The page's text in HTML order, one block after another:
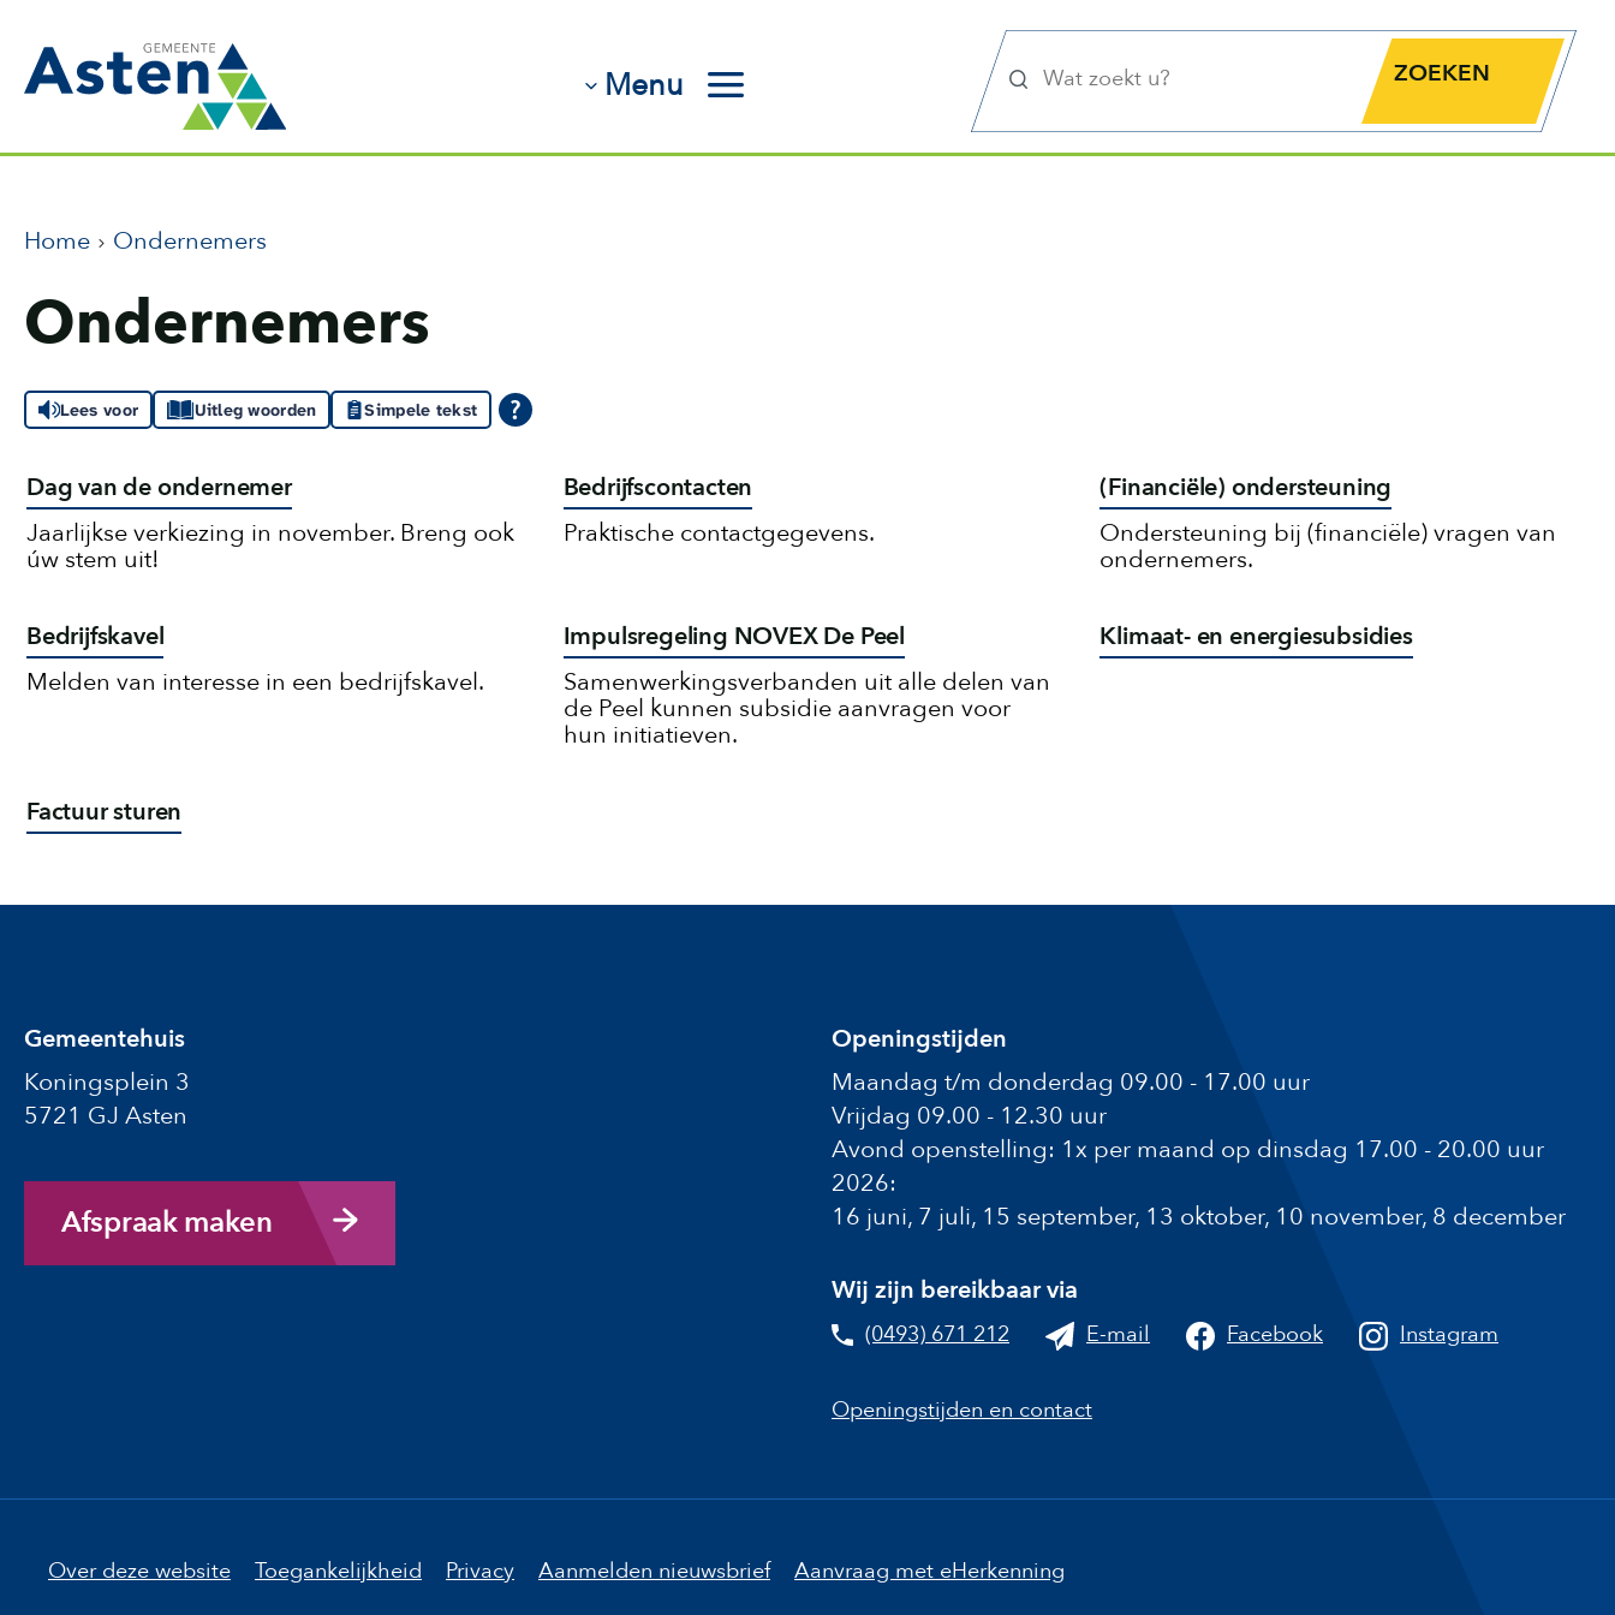
Menu
Zoekknop
Home Ondernemers
Ondernemers
Lees voor Uitleg woorden Simpele tekst
Dag van de ondernemer
Jaarlijkse verkiezing in november. Breng ook
úw stem uit!
Bedrijfscontacten
Praktische contactgegevens.
(Financiële) ondersteuning
Ondersteuning bij (financiële) vragen van
ondernemers.
Bedrijfskavel
Melden van interesse in een bedrijfskavel.
Impulsregeling NOVEX De Peel
Samenwerkingsverbanden uit alle delen van
de Peel kunnen subsidie aanvragen voor
hun initiatieven.
Klimaat- en energiesubsidies
Factuur sturen
Gemeentehuis
Koningsplein 3
5721 GJ Asten
Afspraak maken
Openingstijden
Maandag t/m donderdag 09.00 - 17.00 uur
Vrijdag 09.00 - 12.30 uur
Avond openstelling: 1x per maand op dinsdag 17.00 - 20.00 uur
2026:
16 juni, 7 juli, 15 september, 13 oktober, 10 november, 8 december
Wij zijn bereikbaar via
(0493) 671 212 E-mail Facebook Instagram
Openingstijden en contact
Over deze website Toegankelijkheid Privacy Aanmelden nieuwsbrief Aanvraag met eHerkenning